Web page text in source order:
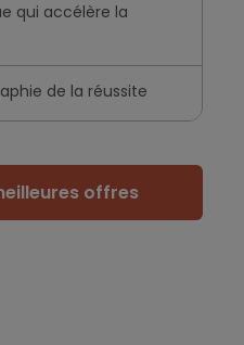
qui accélère la
de la réussite
offres